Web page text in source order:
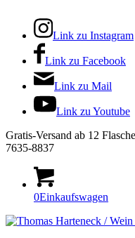
Link zu Instagram
Link zu Facebook
Link zu Mail
Link zu Youtube
Gratis-Versand ab 12
7635-8837
0Einkaufswagen